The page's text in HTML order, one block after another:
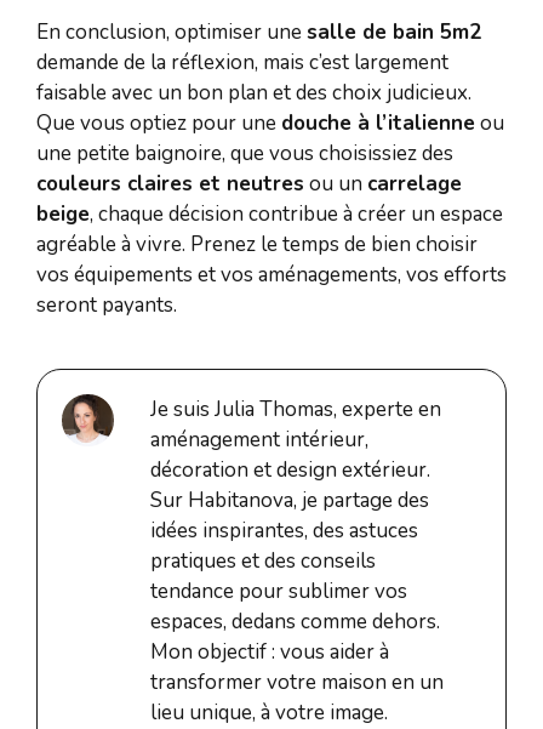
En conclusion, optimiser unesalle de bain 5m2
demande de la réflexion, mais c’est largement
faisable avec un bon plan et des choix judicieux.
Que vous optiez pour une douche à l’italienne ou
une petite baignoire, que vous choisissiez des
couleurs claires et neutres ou un carrelage
beige, chaque décision contribue à créer un espace
agréable à vivre. Prenez le temps de bien choisir
vos équipements et vos aménagements, vos efforts
seront payants.
Je suis Julia Thomas, experte en
aménagement intérieur,
décoration et design extérieur.
Sur Habitanova, je partage des
idées inspirantes, des astuces
pratiques et des conseils
tendance pour sublimer vos
espaces, dedans comme dehors.
Mon objectif : vous aider à
transformer votre maison en un
lieu unique, à votre image.